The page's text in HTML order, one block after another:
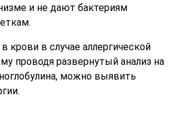
и не дают бактериям
крови в случае аллергической
проводя развернутый анализ на
можно выявить